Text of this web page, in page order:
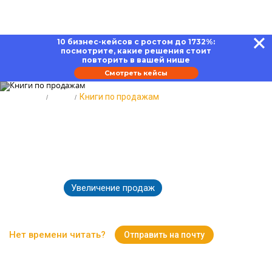
10 бизнес-кейсов с ростом до 1732%:
посмотрите, какие решения стоит
повторить в вашей нише
Смотреть кейсы
Книги по продажам
Увеличение продаж
Нет времени читать? Отправить на почту